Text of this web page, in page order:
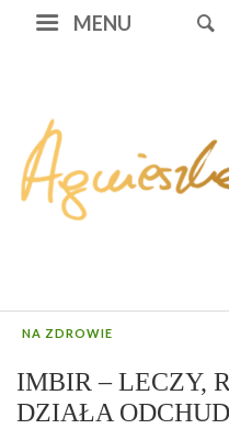
MENU
NA ZDROWIE
IMBIR – LECZY,
DZIAŁA